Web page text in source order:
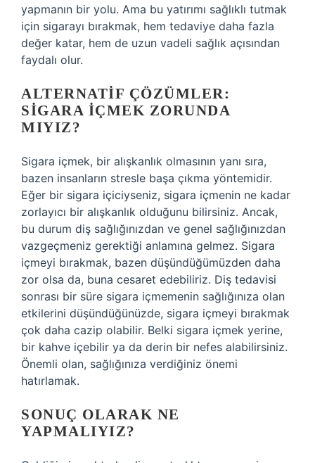
yapmanın bir yolu. Ama bu yatırımı sağlıklı tutmak
için sigarayı bırakmak, hem tedaviye daha fazla
değer katar, hem de uzun vadeli sağlık açısından
faydalı olur.
ALTERNATIF ÇÖZÜMLER:
SIGARA İÇMEK ZORUNDA
MIYIZ?
Sigara içmek, bir alışkanlık olmasının yanı sıra,
bazen insanların stresle başa çıkma yöntemidir.
Eğer bir sigara içiciyseniz, sigara içmenin ne kadar
zorlayıcı bir alışkanlık olduğunu bilirsiniz. Ancak,
bu durum diş sağlığınızdan ve genel sağlığınızdan
vazgeçmeniz gerektiği anlamına gelmez. Sigara
içmeyi bırakmak, bazen düşündüğümüzden daha
zor olsa da, buna cesaret edebiliriz. Diş tedavisi
sonrası bir süre sigara içmemenin sağlığınıza olan
etkilerini düşündüğünüzde, sigara içmeyi bırakmak
çok daha cazip olabilir. Belki sigara içmek yerine,
bir kahve içebilir ya da derin bir nefes alabilirsiniz.
Önemli olan, sağlığınıza verdiğiniz önemi
hatırlamak.
SONUÇ OLARAK NE
YAPMALIYIZ?